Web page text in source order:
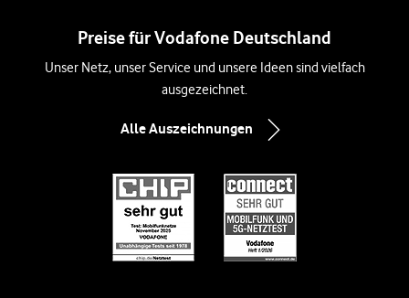
Preise für Vodafone Deutschland
Unser Netz, unser Service und unsere Ideen sind vielfach
ausgezeichnet.
Alle Auszeichnungen